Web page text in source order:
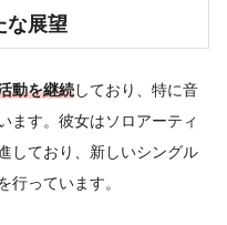
な展望
動を継続しており、特に音
ます。彼女はソロアーティ
しており、新しいシングル
行っています。